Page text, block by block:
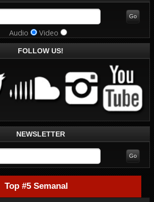
Audio Video
FOLLOW US!
NEWSLETTER
Top #5 Semanal